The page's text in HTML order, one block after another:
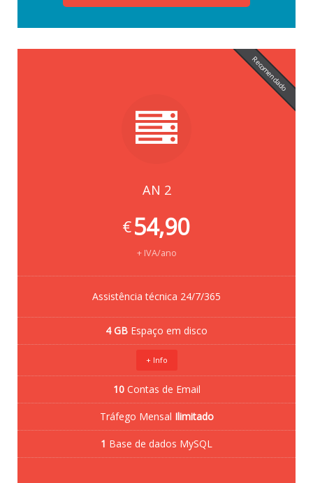
Recomendado
AN 2
€54,90
+ IVA/ano
Assistência técnica 24/7/365
4 GB Espaço em disco
+ Info
10Contas de Email
Tráfego Mensal Ilimitado
1 Base de dados MySQL